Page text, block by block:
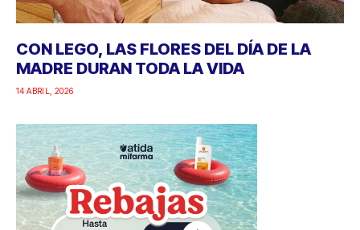
CON LEGO, LAS FLORES DEL DÍA DE LA
MADRE DURAN TODA LA VIDA
14 ABRIL, 2026